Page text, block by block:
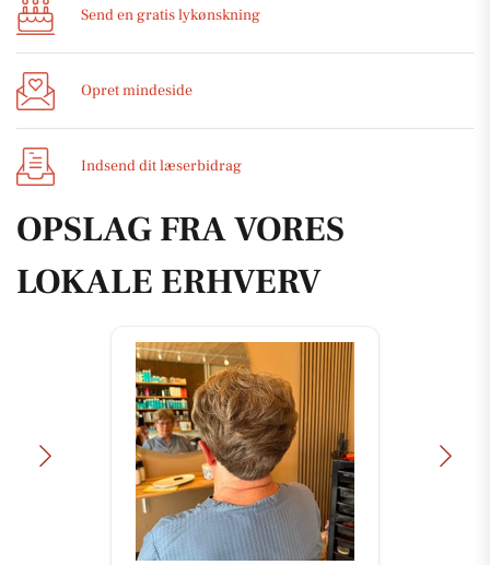
Send en gratis lykønskning
Opret mindeside
Indsend dit læserbidrag
OPSLAG FRA VORES
LOKALE ERHVERV